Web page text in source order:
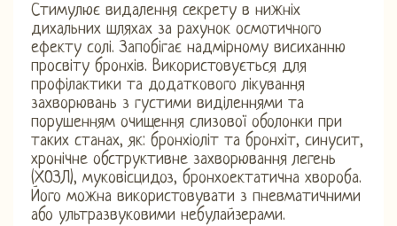
Стимулює видалення секрету в нижніх
дихальних шляхах за рахунок осмотичного
ефекту солі. Запобігає надмірному висиханню
просвіту бронхів. Використовується для
профілактики та додаткового лікування
захворювань з густими виділеннями та
порушенням очищення слизової оболонки при
таких станах, як: бронхіоліт та бронхіт, синусит,
хронічне обструктивне захворювання легень
(ХОЗЛ), муковісцидоз, бронхоектатична хвороба.
Його можна використовувати з пневматичними
або ультразвуковими небулайзерами.